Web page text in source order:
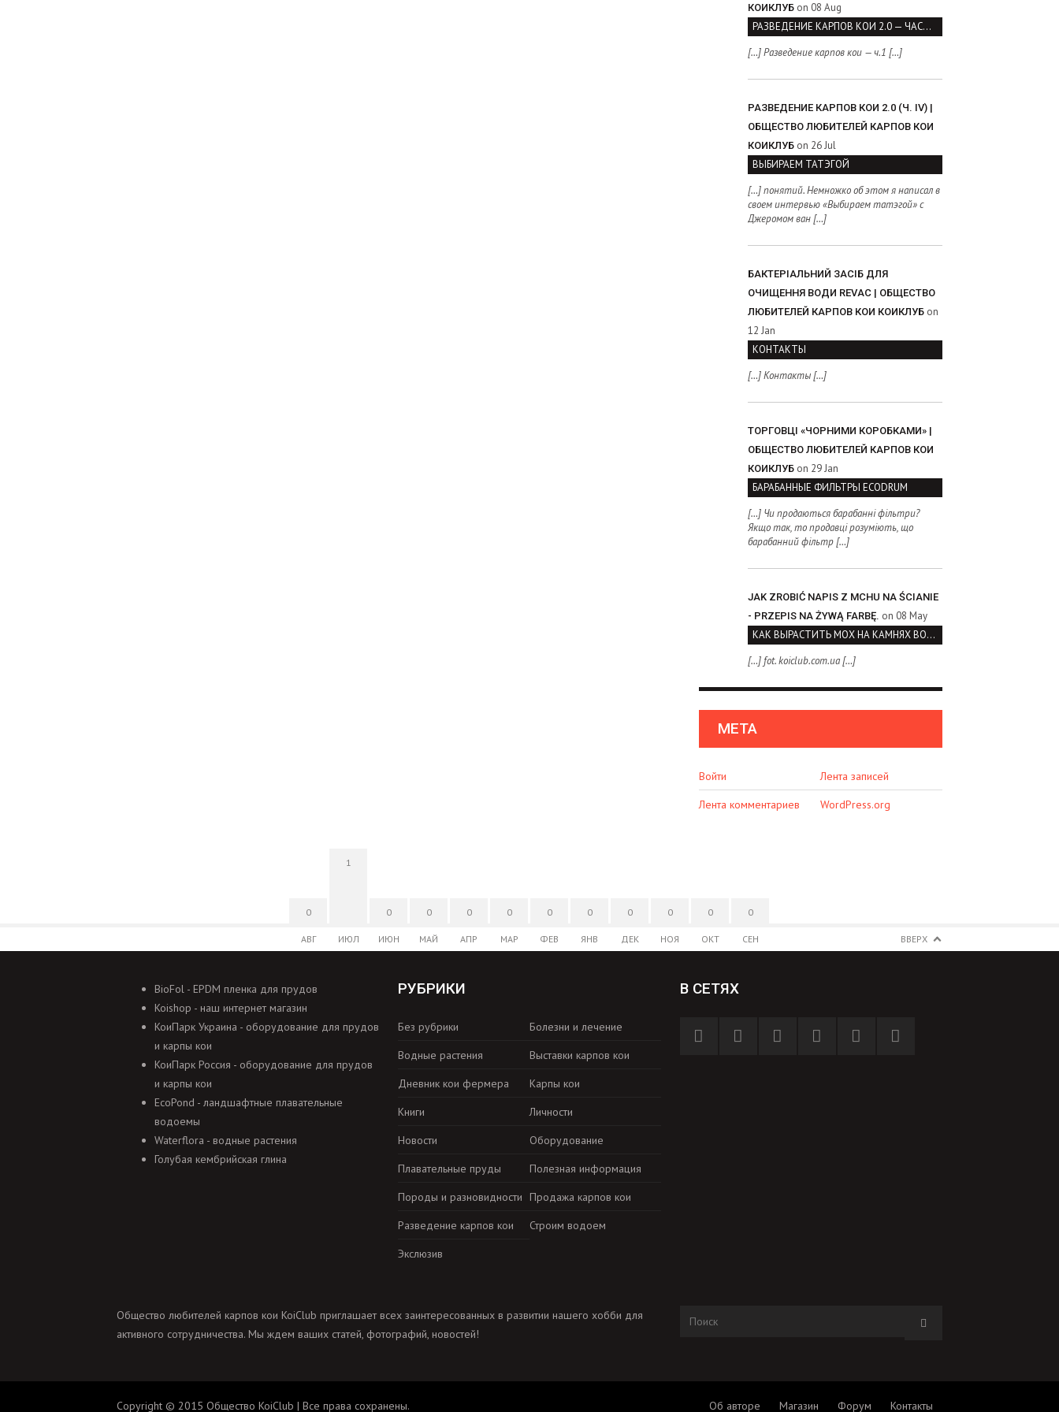
КОИКЛУБ on 08 Aug
РАЗВЕДЕНИЕ КАРПОВ КОИ 2.0 — ЧАСТЬ I
[…] Разведение карпов кои — ч.1 […]
РАЗВЕДЕНИЕ КАРПОВ КОИ 2.0 (Ч. IV) |
ОБЩЕСТВО ЛЮБИТЕЛЕЙ КАРПОВ КОИ
КОИКЛУБ on 26 Jul
ВЫБИРАЕМ ТАТЭГОЙ
[…] понятий. Немножко об этом я написал в
своем интервью «Выбираем татэгой» с
Джеромом ван […]
БАКТЕРІАЛЬНИЙ ЗАСІБ ДЛЯ
ОЧИЩЕННЯ ВОДИ REVAC | ОБЩЕСТВО
ЛЮБИТЕЛЕЙ КАРПОВ КОИ КОИКЛУБ on
12 Jan
КОНТАКТЫ
[…] Контакты […]
ТОРГОВЦІ «ЧОРНИМИ КОРОБКАМИ» |
ОБЩЕСТВО ЛЮБИТЕЛЕЙ КАРПОВ КОИ
КОИКЛУБ on 29 Jan
БАРАБАННЫЕ ФИЛЬТРЫ ECODRUM
[…] Чи продаються барабанні фільтри?
Якщо так, то продавці розуміють, що
барабанний фільтр […]
JAK ZROBIĆ NAPIS Z MCHU NA ŚCIANIE
- PRZEPIS NA ŻYWĄ FARBĘ. on 08 May
КАК ВЫРАСТИТЬ МОХ НА КАМНЯХ ВОЗЛЕ ВОДОЕМА
[…] fot. koiclub.com.ua […]
МЕТА
Войти
Лента записей
Лента комментариев
WordPress.org
0
АВГ
1
ИЮЛ
0
ИЮН
0
МАЙ
0
АПР
0
МАР
0
ФЕВ
0
ЯНВ
0
ДЕК
0
НОЯ
0
ОКТ
0
СЕН ВВЕРХ
BioFol - EPDM пленка для прудов
Koishop - наш интернет магазин
КоиПарк Украина - оборудование для прудов
и карпы кои
КоиПарк Россия - оборудование для прудов
и карпы кои
EcoPond - ландшафтные плавательные
водоемы
Waterflora - водные растения
Голубая кембрийская глина
РУБРИКИ
Без рубрики
Болезни и лечение
Водные растения
Выставки карпов кои
Дневник кои фермера
Карпы кои
Книги
Личности
Новости
Оборудование
Плавательные пруды
Полезная информация
Породы и разновидности Продажа карпов кои
Разведение карпов кои
Строим водоем
Экслюзив
В СЕТЯХ
Общество любителей карпов кои KoiClub приглашает всех заинтересованных в развитии нашего хобби для
активного сотрудничества. Мы ждем ваших статей, фотографий, новостей!
Copyright © 2015 Общество KoiClub | Все права сохранены. Об авторе Магазин Форум Контакты